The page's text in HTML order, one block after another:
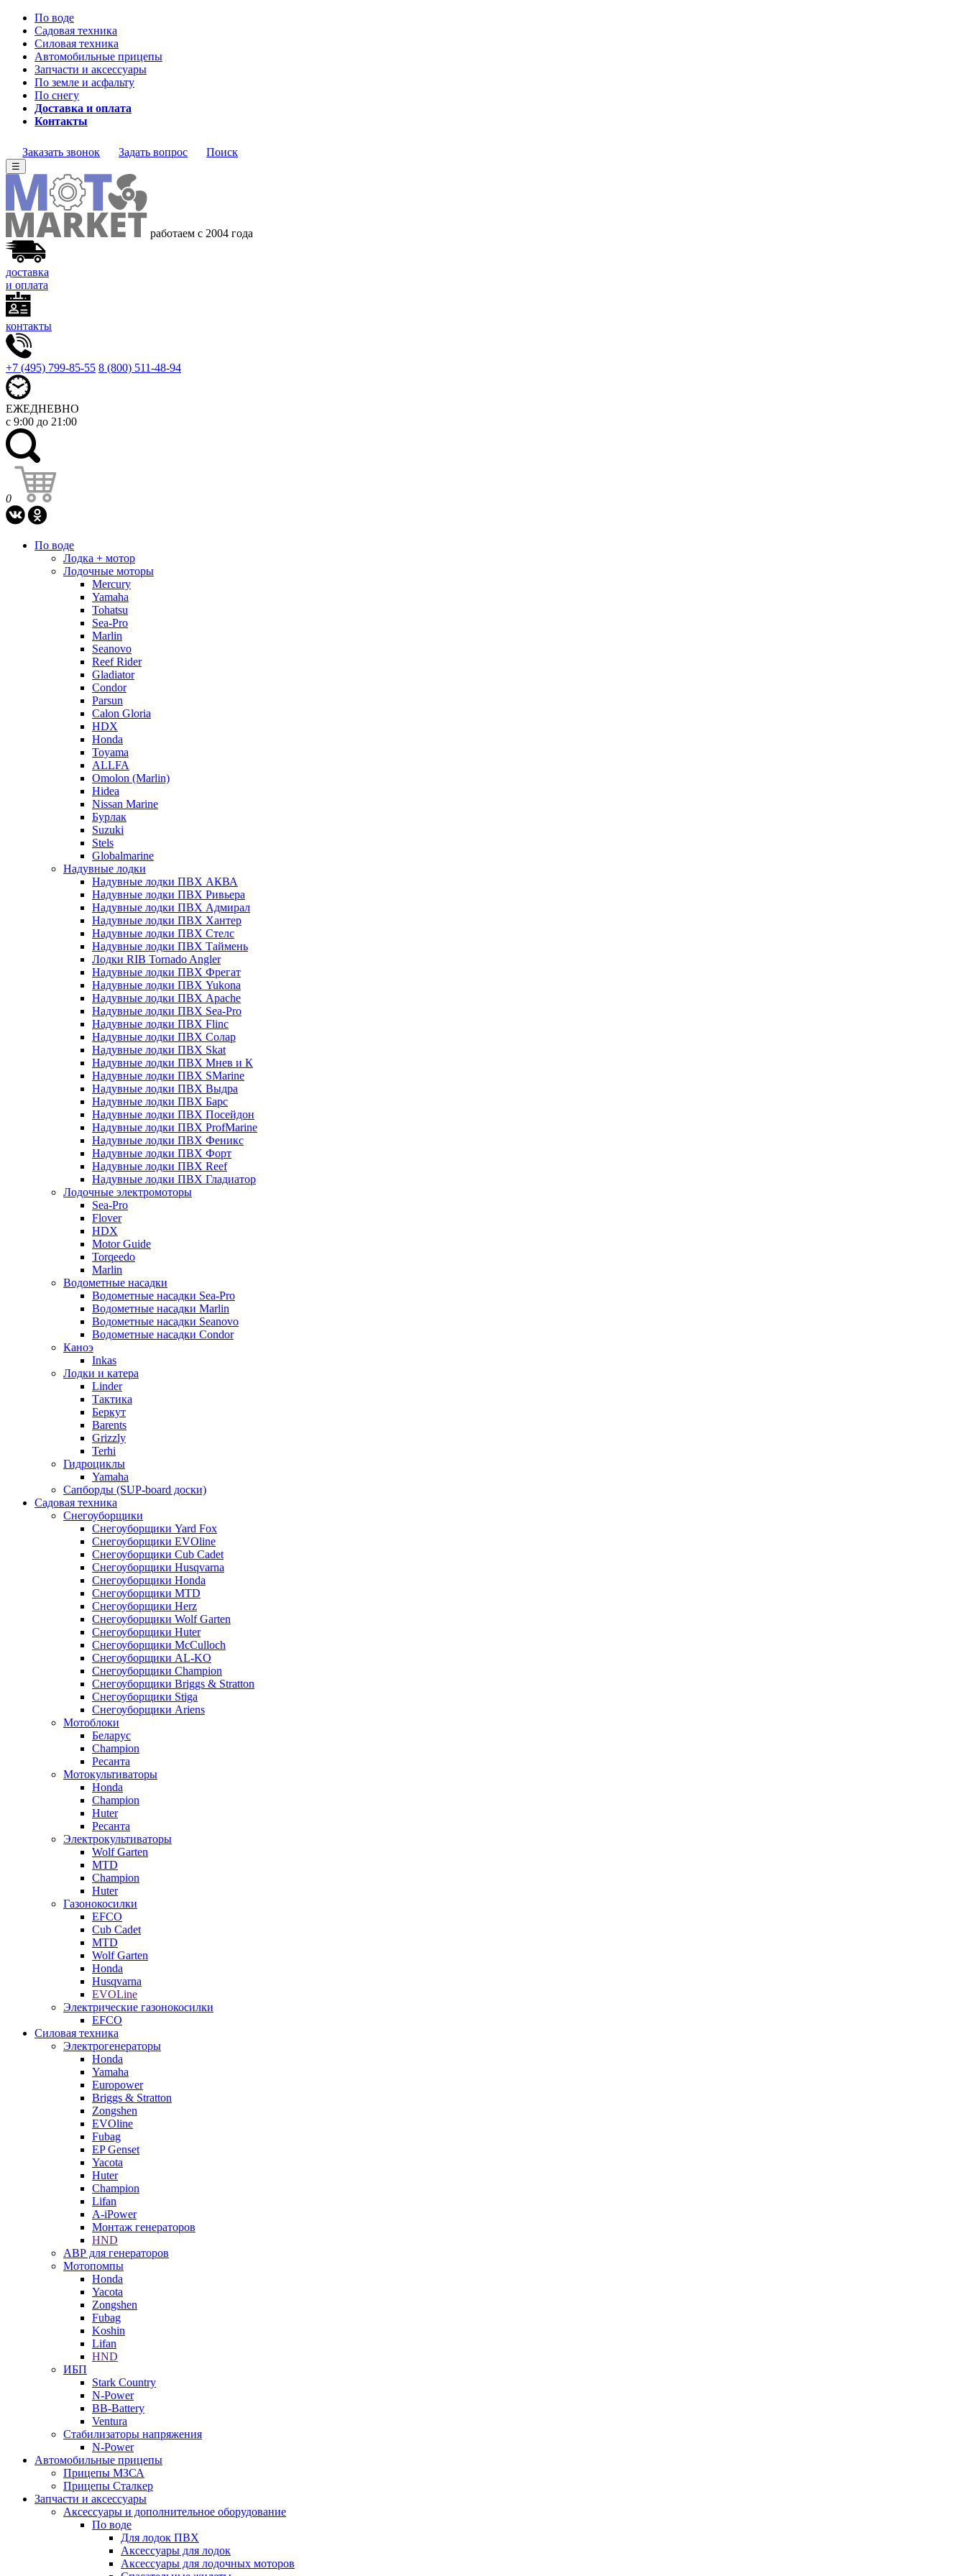
По воде
Садовая техника
Силовая техника
Автомобильные прицепы
Запчасти и аксессуары
По земле и асфальту
По снегу
Доставка и оплата
Контакты
Заказать звонок Задать вопрос Поиск
☰
работаем с 2004 года
доставка
и оплата
контакты
+7 (495) 799-85-55 8 (800) 511-48-94
ЕЖЕДНЕВНО
с 9:00 до 21:00
0
По воде
Лодка + мотор
Лодочные моторы
Mercury
Yamaha
Tohatsu
Sea-Pro
Marlin
Seanovo
Reef Rider
Gladiator
Condor
Parsun
Calon Gloria
HDX
Honda
Toyama
ALLFA
Omolon (Marlin)
Hidea
Nissan Marine
Бурлак
Suzuki
Stels
Globalmarine
Надувные лодки
Надувные лодки ПВХ АКВА
Надувные лодки ПВХ Ривьера
Надувные лодки ПВХ Адмирал
Надувные лодки ПВХ Хантер
Надувные лодки ПВХ Стелс
Надувные лодки ПВХ Таймень
Лодки RIB Tornado Angler
Надувные лодки ПВХ Фрегат
Надувные лодки ПВХ Yukona
Надувные лодки ПВХ Apache
Надувные лодки ПВХ Sea-Pro
Надувные лодки ПВХ Flinc
Надувные лодки ПВХ Солар
Надувные лодки ПВХ Skat
Надувные лодки ПВХ Мнев и К
Надувные лодки ПВХ SMarine
Надувные лодки ПВХ Выдра
Надувные лодки ПВХ Барс
Надувные лодки ПВХ Посейдон
Надувные лодки ПВХ ProfMarine
Надувные лодки ПВХ Феникс
Надувные лодки ПВХ Форт
Надувные лодки ПВХ Reef
Надувные лодки ПВХ Гладиатор
Лодочные электромоторы
Sea-Pro
Flover
HDX
Motor Guide
Torqeedo
Marlin
Водометные насадки
Водометные насадки Sea-Pro
Водометные насадки Marlin
Водометные насадки Seanovo
Водометные насадки Condor
Каноэ
Inkas
Лодки и катера
Linder
Тактика
Беркут
Barents
Grizzly
Terhi
Гидроциклы
Yamaha
Сапборды (SUP-board доски)
Садовая техника
Снегоуборщики
Снегоуборщики Yard Fox
Снегоуборщики EVOline
Снегоуборщики Cub Cadet
Снегоуборщики Husqvarna
Снегоуборщики Honda
Снегоуборщики MTD
Снегоуборщики Herz
Снегоуборщики Wolf Garten
Снегоуборщики Huter
Снегоуборщики McCulloch
Снегоуборщики AL-KO
Снегоуборщики Champion
Снегоуборщики Briggs & Stratton
Снегоуборщики Stiga
Снегоуборщики Ariens
Мотоблоки
Беларус
Champion
Ресанта
Мотокультиваторы
Honda
Champion
Huter
Ресанта
Электрокультиваторы
Wolf Garten
MTD
Champion
Huter
Газонокосилки
EFCO
Cub Cadet
MTD
Wolf Garten
Honda
Husqvarna
EVOLine
Электрические газонокосилки
EFCO
Силовая техника
Электрогенераторы
Honda
Yamaha
Europower
Briggs & Stratton
Zongshen
EVOline
Fubag
EP Genset
Yacota
Huter
Champion
Lifan
A-iPower
Монтаж генераторов
HND
АВР для генераторов
Мотопомпы
Honda
Yacota
Zongshen
Fubag
Koshin
Lifan
HND
ИБП
Stark Country
N-Power
BB-Battery
Ventura
Стабилизаторы напряжения
N-Power
Автомобильные прицепы
Прицепы МЗСА
Прицепы Сталкер
Запчасти и аксессуары
Аксессуары и дополнительное оборудование
По воде
Для лодок ПВХ
Аксессуары для лодок
Аксессуары для лодочных моторов